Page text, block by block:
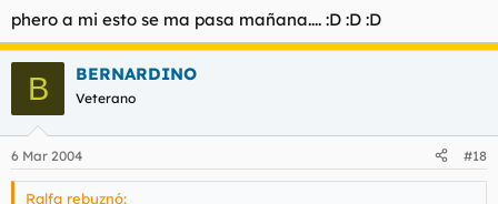
Y me critican la ortografía cabrones.
phero a mi esto se ma pasa mañana.... :D :D :D
B BERNARDINO
Veterano
6 Mar 2004 #18
Ralfa rebuznó: